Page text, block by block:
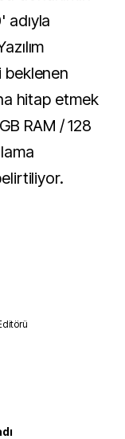
beklenen
hitap etmek
RAM / 128